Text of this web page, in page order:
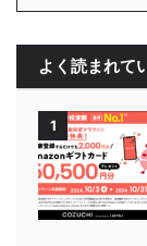
よく読まれて
1